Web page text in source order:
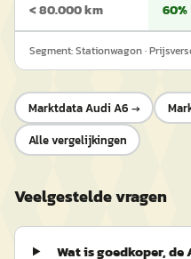
< 80.000 km 60%
Segment:Stationwagon·
MarktdataAudi A6 →
Alle vergelijkingen
Veelgestelde vragen
Wat is goedkoper,